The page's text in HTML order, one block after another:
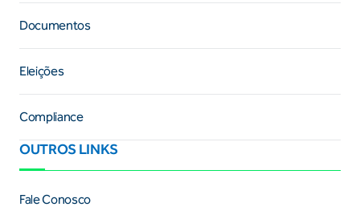
Documentos
Eleições
Compliance
OUTROS LINKS
Fale Conosco